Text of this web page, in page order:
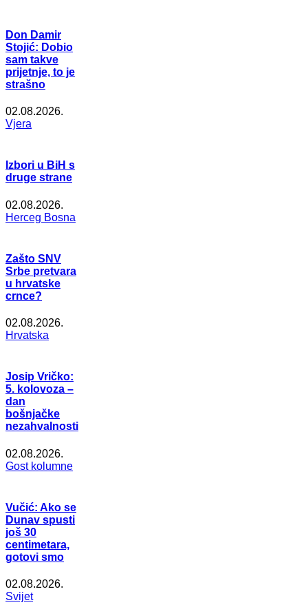
Don Damir
Stojić: Dobio
sam takve
prijetnje, to je
strašno
02.08.2026.
Vjera
Izbori u BiH s
druge strane
02.08.2026.
Herceg Bosna
Zašto SNV
Srbe pretvara
u hrvatske
crnce?
02.08.2026.
Hrvatska
Josip Vričko:
5. kolovoza –
dan
bošnjačke
nezahvalnosti
02.08.2026.
Gost kolumne
Vučić: Ako se
Dunav spusti
još 30
centimetara,
gotovi smo
02.08.2026.
Svijet